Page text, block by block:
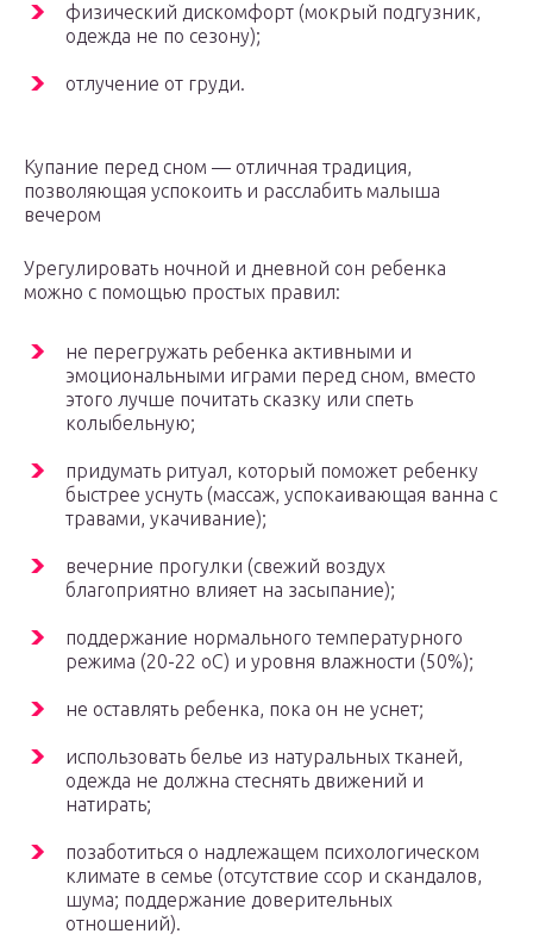
физический дискомфорт (мокрый подгузник,
одежда не по сезону);
отлучение от груди.
Купание перед сном — отличная традиция,
позволяющая успокоить и расслабить малыша
вечером
Урегулировать ночной и дневной сон ребенка
можно с помощью простых правил:
не перегружать ребенка активными и
эмоциональными играми перед сном, вместо
этого лучше почитать сказку или спеть
колыбельную;
придумать ритуал, который поможет ребенку
быстрее уснуть (массаж, успокаивающая ванна с
травами, укачивание);
вечерние прогулки (свежий воздух
благоприятно влияет на засыпание);
поддержание нормального температурного
режима (20-22 оС) и уровня влажности (50%);
не оставлять ребенка, пока он не уснет;
использовать белье из натуральных тканей,
одежда не должна стеснять движений и
натирать;
позаботиться о надлежащем психологическом
климате в семье (отсутствие ссор и скандалов,
шума; поддержание доверительных
отношений).